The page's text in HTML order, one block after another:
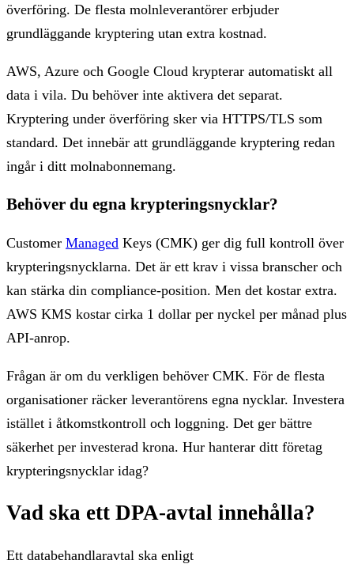
överföring. De flesta molnleverantörer erbjuder
grundläggande kryptering utan extra kostnad.
AWS, Azure och Google Cloud krypterar automatiskt all
data i vila. Du behöver inte aktivera det separat.
Kryptering under överföring sker via HTTPS/TLS som
standard. Det innebär att grundläggande kryptering redan
ingår i ditt molnabonnemang.
Behöver du egna krypteringsnycklar?
Customer Managed Keys (CMK) ger dig full kontroll över
krypteringsnycklarna. Det är ett krav i vissa branscher och
kan stärka din compliance-position. Men det kostar extra.
AWS KMS kostar cirka 1 dollar per nyckel per månad plus
API-anrop.
Frågan är om du verkligen behöver CMK. För de flesta
organisationer räcker leverantörens egna nycklar. Investera
istället i åtkomstkontroll och loggning. Det ger bättre
säkerhet per investerad krona. Hur hanterar ditt företag
krypteringsnycklar idag?
Vad ska ett DPA-avtal innehålla?
Ett databehandlaravtal ska enligt